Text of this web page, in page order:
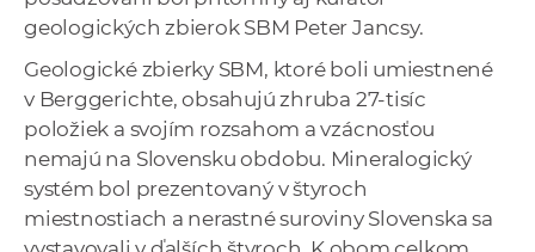
geologických zbierok SBM Peter Jancsy.
Geologické zbierky SBM, ktoré boli umiestnené
v Berggerichte, obsahujú zhruba 27-tisíc
položiek a svojím rozsahom a vzácnosťou
nemajú na Slovensku obdobu. Mineralogický
systém bol prezentovaný v štyroch
miestnostiach a nerastné suroviny Slovenska sa